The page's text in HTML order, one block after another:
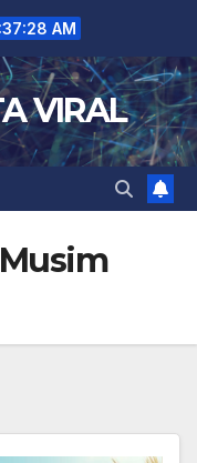
AM
VIRAL